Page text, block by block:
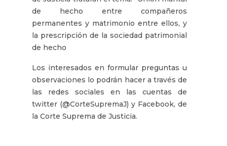
de hecho entre compañeros
permanentes y matrimonio entre ellos, y
la prescripción de la sociedad patrimonial
de hecho
Los interesados en formular preguntas u
observaciones lo podrán hacer a través de
las redes sociales en las cuentas de
twitter (@CorteSupremaJ) y Facebook, de
la Corte Suprema de Justicia.